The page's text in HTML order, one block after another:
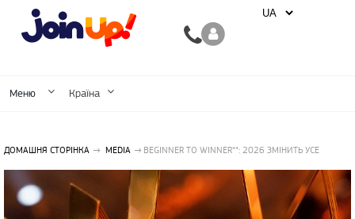
Меню Країна
ДОМАШНЯ СТОРІНКА MEDIA BEGINNER TO WINNER**: 2026 ЗМІНИТЬ УСЕ